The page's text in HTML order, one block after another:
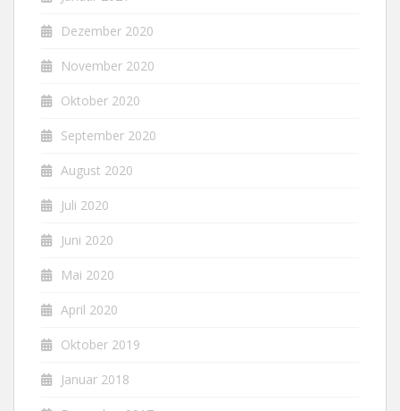
Dezember 2020
November 2020
Oktober 2020
September 2020
August 2020
Juli 2020
Juni 2020
Mai 2020
April 2020
Oktober 2019
Januar 2018